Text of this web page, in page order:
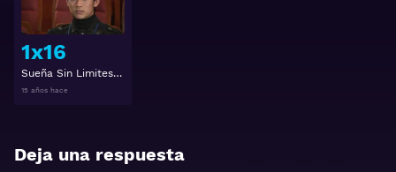
1x16
Sueña Sin Limites 1x16
15 años hace
Deja una respuesta